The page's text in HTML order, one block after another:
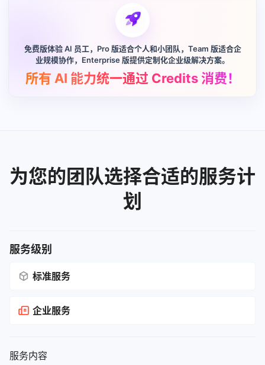
免费版体验 AI 员工，Pro 版适合个人和小团队，Team 版适合企
业规模协作，Enterprise 版提供定制化企业级解决方案。
所有 AI 能力统一通过 Credits 消费！
为您的团队选择合适的服务计
划
服务级别
标准服务
企业服务
服务内容